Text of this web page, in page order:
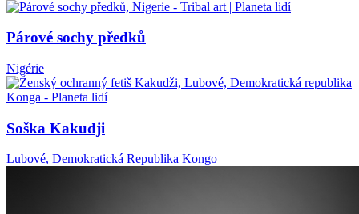
Párové sochy předků
Nigérie
Soška Kakudji
Lubové, Demokratická Republika Kongo